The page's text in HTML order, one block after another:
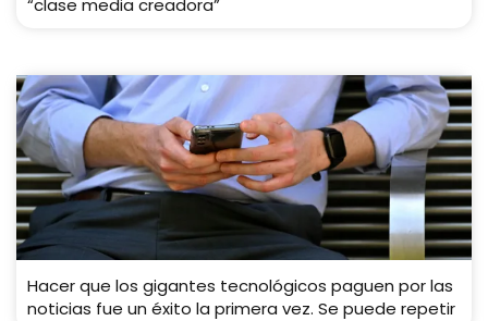
“clase media creadora”
Hacer que los gigantes tecnológicos paguen por las
noticias fue un éxito la primera vez. Se puede repetir